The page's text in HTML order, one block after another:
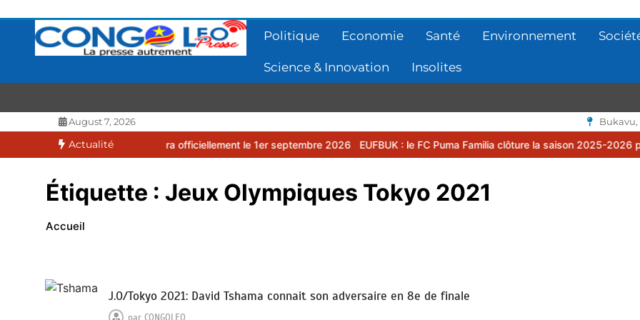
contenu
Politique Economie Santé Environnement
Science & Innovation Insolites
CONGOLEO
La presse autrement
August 7, 2026 Bukavu,
Actualité
2026-2027 débutera officiellement le 1er septembre 2026 EUFBUK : le FC Puma Familia clôture la saison 2025-2026 par une
Étiquette : Jeux Olympiques Tokyo 2021
Accueil
J.O/Tokyo 2021: David Tshama connait son adversaire en 8e de finale